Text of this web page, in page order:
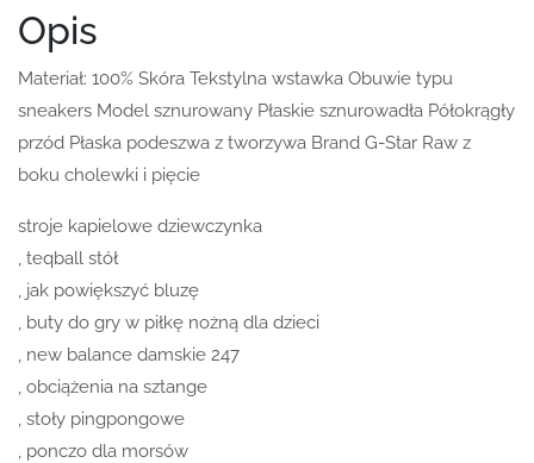
Opis
Materiał: 100% Skóra Tekstylna wstawka Obuwie typu
sneakers Model sznurowany Płaskie sznurowadła Półokrągły
przód Płaska podeszwa z tworzywa Brand G-Star Raw z
boku cholewki i pięcie
stroje kapielowe dziewczynka
, teqball stół
, jak powiększyć bluzę
, buty do gry w piłkę nożną dla dzieci
, new balance damskie 247
, obciążenia na sztange
, stoły pingpongowe
, ponczo dla morsów